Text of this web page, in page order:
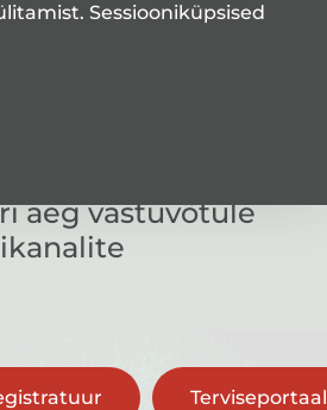
Sessiooniküpsised
aeg vastuvõtule
Terviseportaal